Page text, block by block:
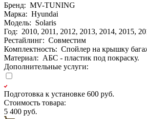
Бренд: MV-TUNING
Марка: Hyundai
Модель: Solaris
Год: 2010, 2011, 2012, 2013, 2014, 2015,
Рестайлинг: Совместим
Комплектность: Спойлер на крышку
Материал: АБС - пластик под покраску.
Дополнительные услуги:
Подготовка к установке 600 руб.
Стоимость товара:
5 400 руб.